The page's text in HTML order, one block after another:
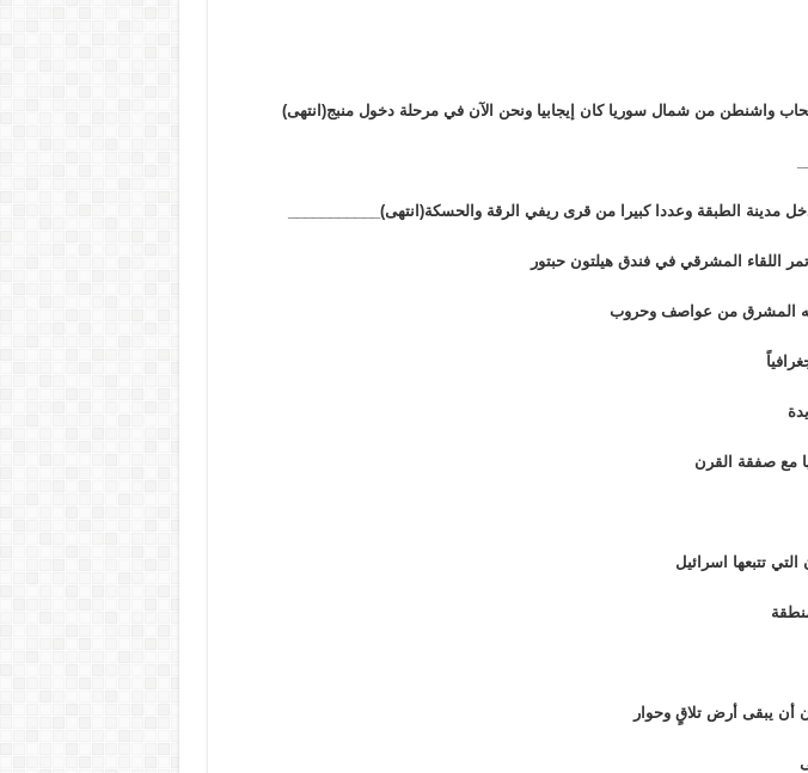
واشنطن من شمال سوريا كان إيجابيا ونحن الآن في مرحلة دخول منبج(انتهى)
مدينة الطبقة وعددا كبيرا من قرى ريفي الرقة والحسكة(انتهى)___________
اللقاء المشرقي في فندق هيلتون حبتور
المشرق من عواصف وحروب
مع صفقة القرن
تتبعها اسرائيل
أن يبقى أرض تلاقٍ وحوار